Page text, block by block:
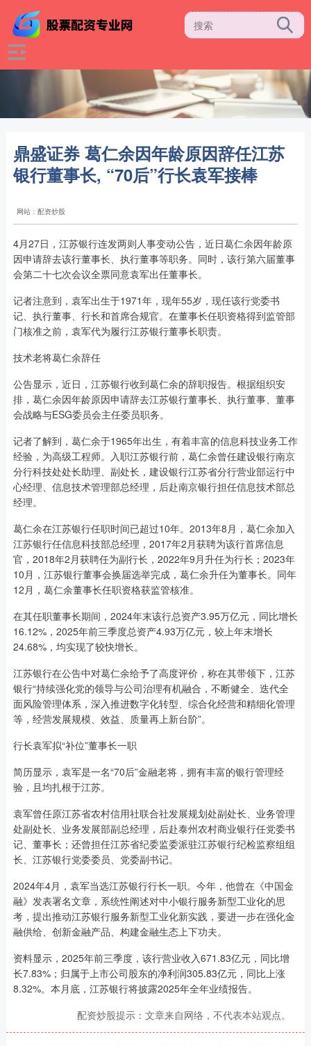
鼎盛证券 葛仁余因年龄原因辞任江苏
银行董事长, “70后”行长袁军接棒
网站：配资炒股
4月27日，江苏银行连发两则人事变动公告，近日葛仁余因年龄原
因申请辞去该行董事长、执行董事等职务。同时，该行第六届董事
会第二十七次会议全票同意袁军出任董事长。
记者注意到，袁军出生于1971年，现年55岁，现任该行党委书
记、执行董事、行长和首席合规官。在董事长任职资格得到监管部
门核准之前，袁军代为履行江苏银行董事长职责。
技术老将葛仁余辞任
公告显示，近日，江苏银行收到葛仁余的辞职报告。根据组织安
排，葛仁余因年龄原因申请辞去江苏银行董事长、执行董事、董事
会战略与ESG委员会主任委员职务。
记者了解到，葛仁余于1965年出生，有着丰富的信息科技业务工作
经验，为高级工程师。入职江苏银行前，葛仁余曾任建设银行南京
分行科技处处长助理、副处长，建设银行江苏省分行营业部运行中
心经理、信息技术管理部总经理，后赴南京银行担任信息技术部总
经理。
葛仁余在江苏银行任职时间已超过10年。2013年8月，葛仁余加入
江苏银行任信息科技部总经理，2017年2月获聘为该行首席信息
官，2018年2月获聘任为副行长，2022年9月升任为行长；2023年
10月，江苏银行董事会换届选举完成，葛仁余升任为董事长。同年
12月，葛仁余董事长任职资格获监管核准。
在其任职董事长期间，2024年末该行总资产3.95万亿元，同比增长
16.12%，2025年前三季度总资产4.93万亿元，较上年末增长
24.68%，均实现了较快增长。
江苏银行在公告中对葛仁余给予了高度评价，称在其带领下，江苏
银行“持续强化党的领导与公司治理有机融合，不断健全、迭代全
面风险管理体系，深入推进数字化转型、综合化经营和精细化管理
等，经营发展规模、效益、质量再上新台阶”。
行长袁军拟“补位”董事长一职
简历显示，袁军是一名“70后”金融老将，拥有丰富的银行管理经
验，且均扎根于江苏。
袁军曾任原江苏省农村信用社联合社发展规划处副处长、业务管理
处副处长、业务发展部副总经理，后赴泰州农村商业银行任党委书
记、董事长；还曾担任江苏省纪委监委派驻江苏银行纪检监察组组
长、江苏银行党委委员、党委副书记。
2024年4月，袁军当选江苏银行行长一职。今年，他曾在《中国金
融》发表署名文章，系统性阐述对中小银行服务新型工业化的思
考，提出推动江苏银行服务新型工业化新实践，要进一步在强化金
融供给、创新金融产品、构建金融生态上下功夫。
资料显示，2025年前三季度，该行营业收入671.83亿元，同比增
长7.83%；归属于上市公司股东的净利润305.83亿元，同比上涨
8.32%。本月底，江苏银行将披露2025年全年业绩报告。
配资炒股提示：文章来自网络，不代表本站观点。